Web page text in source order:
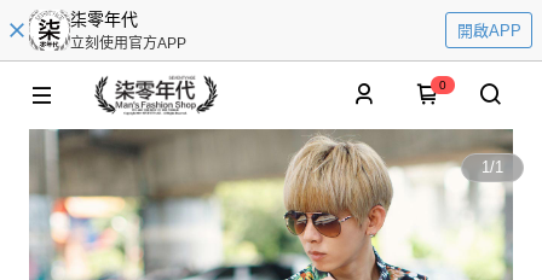
柒零年代
立刻使用官方APP
開啟APP
0
1/1